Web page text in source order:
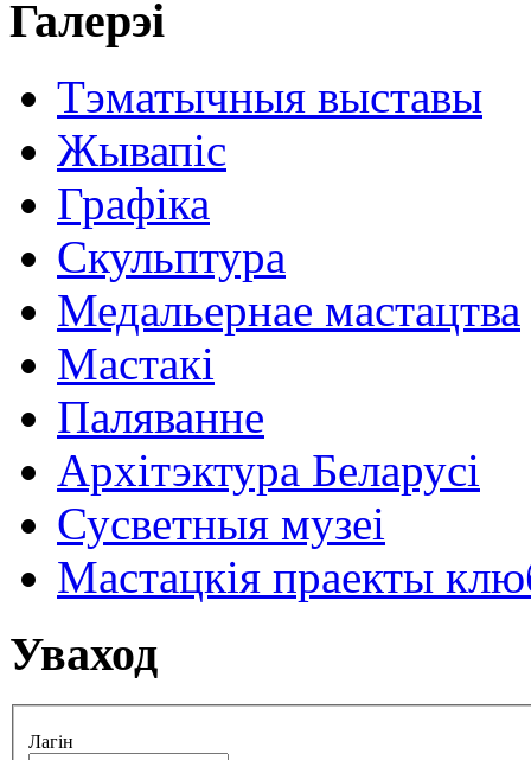
Галерэі
Тэматычныя выставы
Жывапіс
Графіка
Скульптура
Медальернае мастацтва
Мастакі
Паляванне
Архітэктура Беларусі
Сусветныя музеі
Мастацкія праекты
Уваход
Лагін